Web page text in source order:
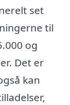
set
til
og
Det er
kan